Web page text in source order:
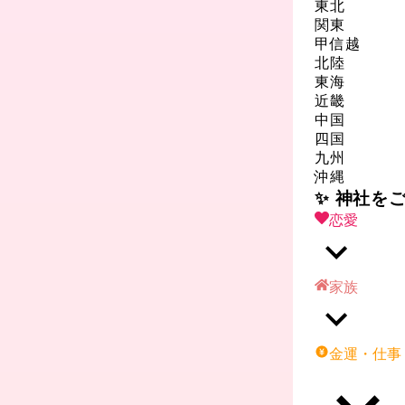
東北
関東
甲信越
北陸
東海
近畿
中国
四国
九州
沖縄
✨ 神社を
恋愛
家族
金運・仕事